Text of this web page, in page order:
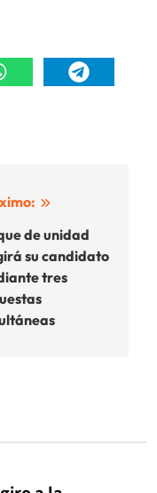
de unidad
su candidato
tres